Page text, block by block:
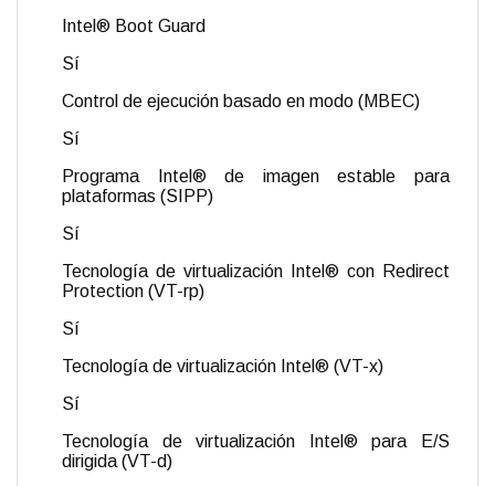
Intel® Boot Guard
Sí
Control de ejecución basado en modo (MBEC)
Sí
Programa Intel® de imagen estable para
plataformas (SIPP)
Sí
Tecnología de virtualización Intel® con Redirect
Protection (VT-rp)
Sí
Tecnología de virtualización Intel® (VT-x)
Sí
Tecnología de virtualización Intel® para E/S
dirigida (VT-d)